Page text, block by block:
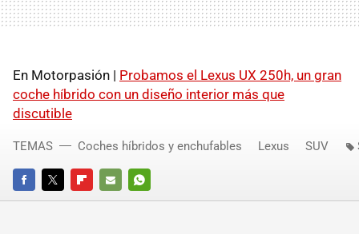
En Motorpasión | Probamos el Lexus UX 250h, un gran
coche híbrido con un diseño interior más que
discutible
FACEBOOKTWITTERFLIPBOARD
E-
WHATSAPP
TEMAS Coches híbridos y enchufables Lexus SUV